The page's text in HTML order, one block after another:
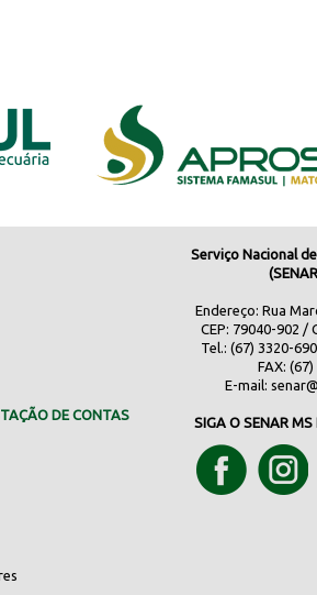
DE CONTAS
Serviço Nacional
Endereço: Rua
CEP: 79040-902 /
Tel.: (67) 3320-
FAX:
E-mail:
SIGA O SENAR MS